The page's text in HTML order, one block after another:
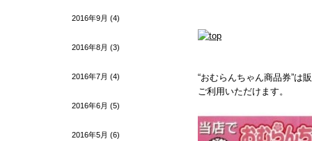
2016年9月 (4)
2016年8月 (3)
2016年7月 (4)
2016年6月 (5)
2016年5月 (6)
“おむらんちゃん商品券”は
ご利用いただけます。